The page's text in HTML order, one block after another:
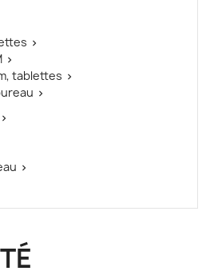


tablettes 


